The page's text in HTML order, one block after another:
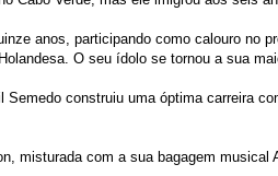
anos, participando como calouro
O seu ídolo se tornou a sua
construiu uma óptima carreira
misturada com a sua bagagem